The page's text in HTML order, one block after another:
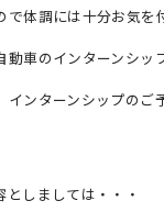
体調には十分お気を
車のインターンシッ
インターンシップのご
しましては・・・